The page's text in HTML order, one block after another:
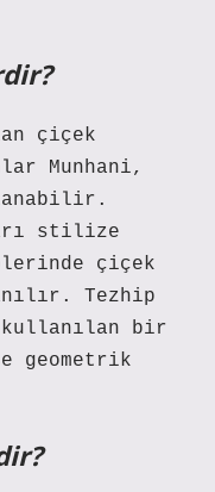
çiçek
Munhani,
stilize
çiçek
Tezhip
kullanılan bir
geometrik